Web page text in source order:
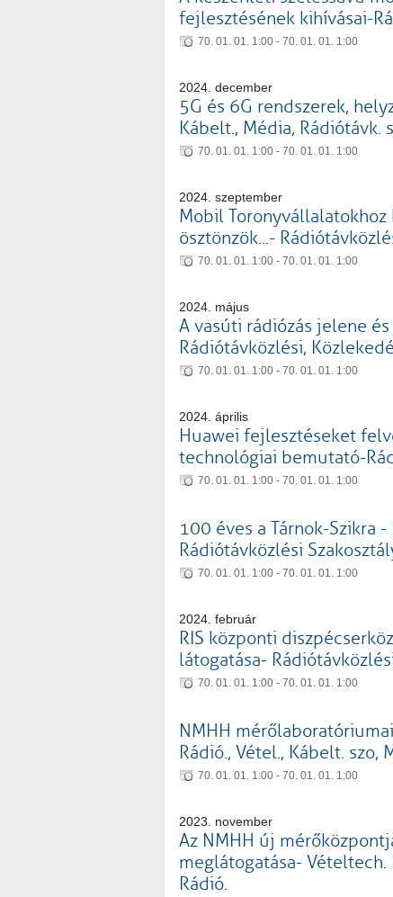
fejlesztésének kihívásai-
70. 01. 01. 1:00 - 70. 01. 01. 1:00
2024. december
5G és 6G rendszerek,
Kábelt., Média, Rádiótávk.
70. 01. 01. 1:00 - 70. 01. 01. 1:00
2024. szeptember
Mobil Toronyvállalatokhoz
ösztönzök...-
70. 01. 01. 1:00 - 70. 01. 01. 1:00
2024. május
A vasúti rádiózás jelene
Rádiótávközlési,
70. 01. 01. 1:00 - 70. 01. 01. 1:00
2024. április
Huawei fejlesztéseket
technológiai bemutató-
70. 01. 01. 1:00 - 70. 01. 01. 1:00
100 éves a Tárnok-Szikra
Rádiótávközlési
70. 01. 01. 1:00 - 70. 01. 01. 1:00
2024. február
RIS központi
látogatása-
70. 01. 01. 1:00 - 70. 01. 01. 1:00
NMHH
Rádió., Vétel., Kábelt. szo,
70. 01. 01. 1:00 - 70. 01. 01. 1:00
2023. november
Az NMHH új
meglátogatása- Vételtech.
Rádió.